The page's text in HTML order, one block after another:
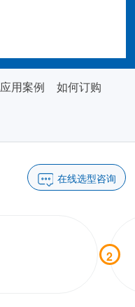
应用案例 如何订购
在线选型咨询
2